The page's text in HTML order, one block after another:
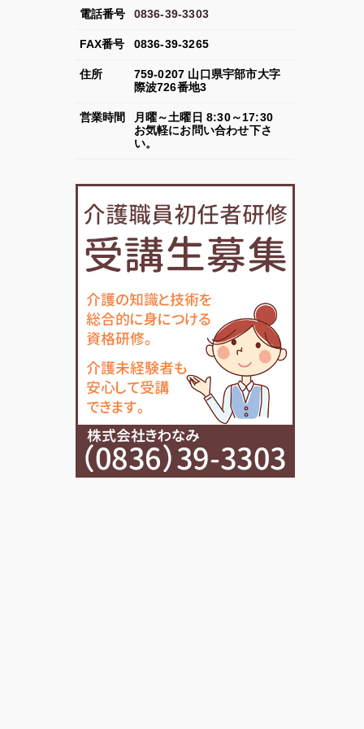
電話番号 0836-39-3303
FAX番号 0836-39-3265
住所 759-0207 山口県宇部市大字
際波726番地3
営業時間
月曜～土曜日 8:30～17:30
お気軽にお問い合わせ下さ
い。